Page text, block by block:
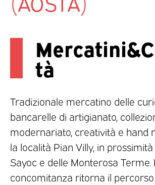
tà
Tradizionale mercatino delle
bancarelle di artigianato,
modernariato, creatività e hand
la località Pian Villy, in
Sayoc e delle Monterosa Terme.
concomitanza ritorna il